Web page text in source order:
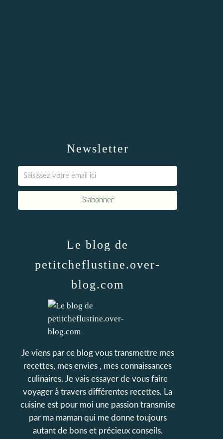
Newsletter
Le blog de
petitcheflustine.over-
blog.com
Je viens par ce blog vous transmettre mes
recettes, mes envies , mes connaissances
culinaires. Je vais essayer de vous faire
voyager à travers différentes recettes. La
cuisine est pour moi une passion transmise
par ma maman qui me donne toujours
autant de bons et précieux conseils.